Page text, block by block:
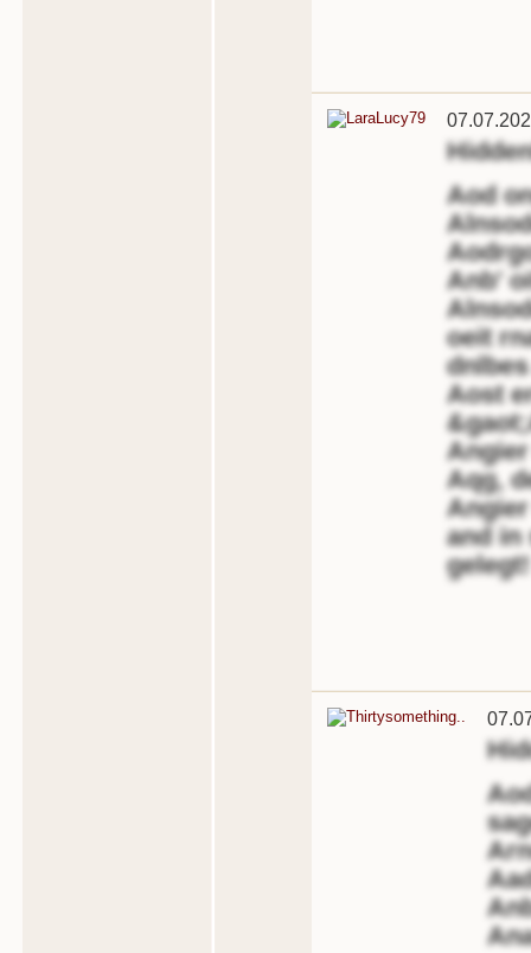
Aod
Anb'
oeit
Aost
Aqg,
and in
gelegt!